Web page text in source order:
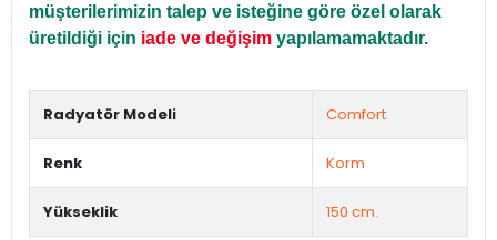
müşterilerimizin talep ve isteğine göre özel olarak
üretildiği için iade ve değişim yapılamamaktadır.
Radyatör Modeli Comfort
Renk Korm
Yükseklik 150 cm.